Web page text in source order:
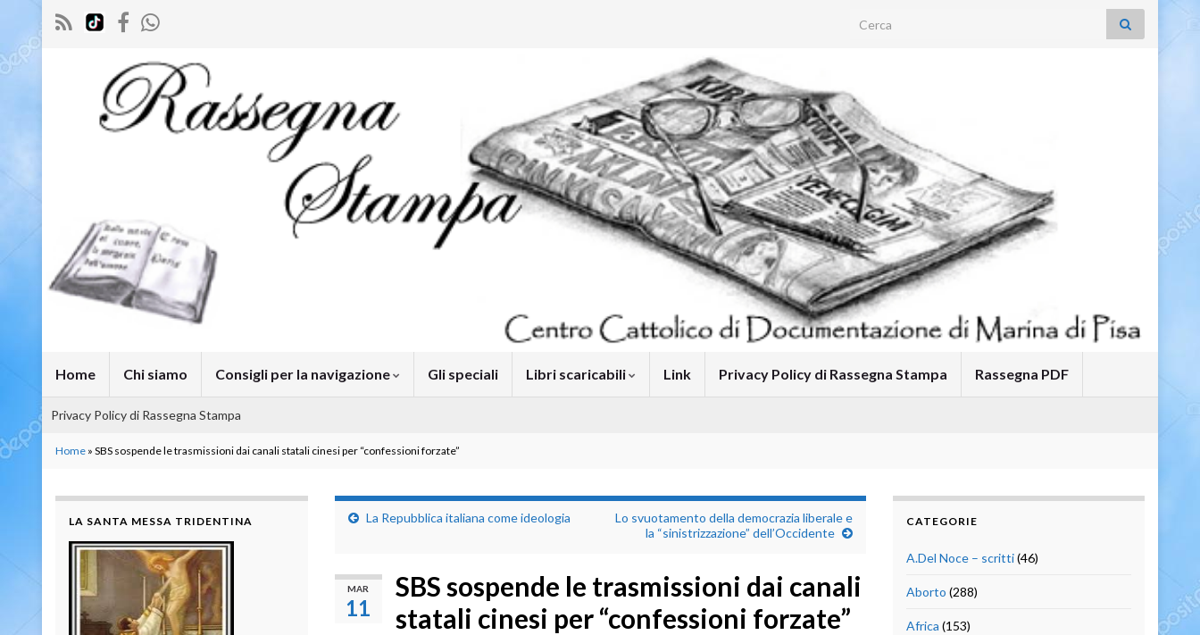
Search for:
Home Chi siamo Consigli per la navigazione Gli speciali Libri scaricabili Link Privacy Policy di Rassegna Stampa Rassegna PDF
Privacy Policy di Rassegna Stampa
Home » SBS sospende le trasmissioni dai canali statali cinesi per “confessioni forzate”
La Repubblica italiana come ideologia
Lo svuotamento della democrazia liberale e
la “sinistrizzazione” dell’Occidente
MAR
11
SBS sospende le trasmissioni dai canali
statali cinesi per “confessioni forzate”
LA SANTA MESSA TRIDENTINA CATEGORIE
A.Del Noce – scritti(46)
Aborto (288)
Africa (153)